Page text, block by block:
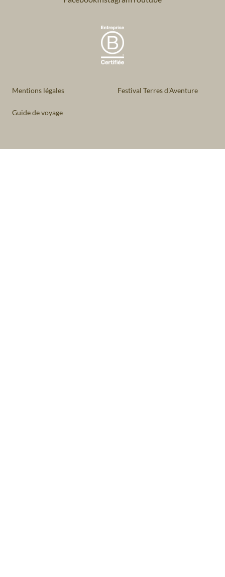
Mentions légales Festival Terres d'Aventure
Guide de voyage